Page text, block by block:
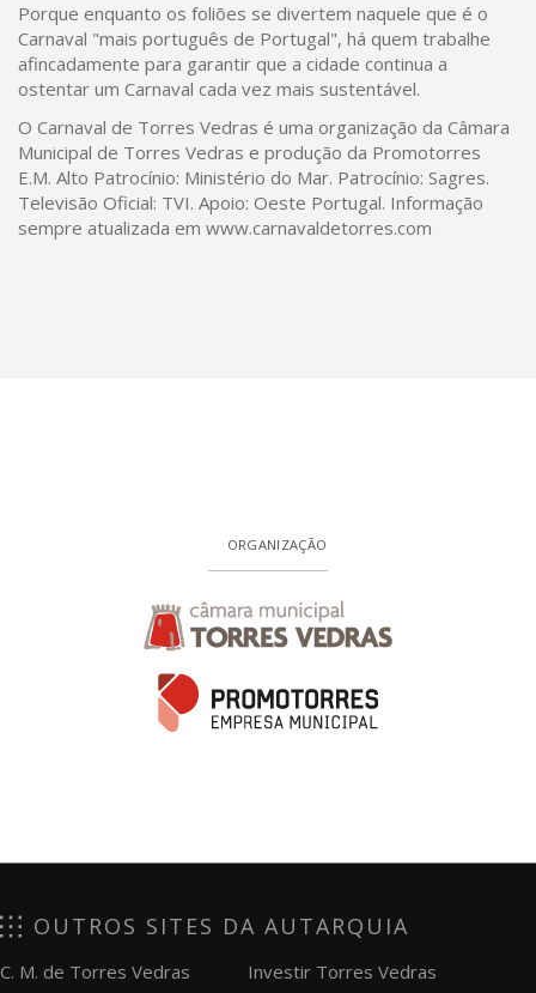
Porque enquanto os foliões se divertem naquele que é o
Carnaval "mais português de Portugal", há quem trabalhe
afincadamente para garantir que a cidade continua a
ostentar um Carnaval cada vez mais sustentável.
O Carnaval de Torres Vedras é uma organização da Câmara
Municipal de Torres Vedras e produção da Promotorres
E.M. Alto Patrocínio: Ministério do Mar. Patrocínio: Sagres.
Televisão Oficial: TVI. Apoio: Oeste Portugal. Informação
sempre atualizada em www.carnavaldetorres.com
ORGANIZAÇÃO
OUTROS SITES DA AUTARQUIA
C. M. de Torres Vedras
Investir Torres Vedras